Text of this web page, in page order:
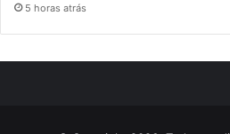
5 horas atrás